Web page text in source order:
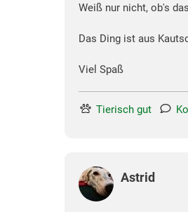
Weiß nur nicht, ob's
Das Ding ist aus
Viel Spaß
Tierisch gut
Astrid